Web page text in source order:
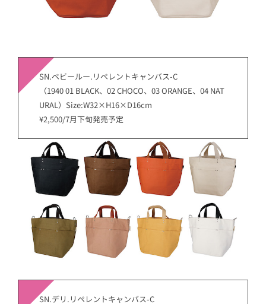
SN.ベビールー.リペレントキャンバス-C
（1940 01 BLACK、02 CHOCO、03 ORANGE、04 NAT
URAL）Size:W32×H16×D16cm
¥2,500/7月下旬発売予定
SN.デリ.リペレントキャンバス-C